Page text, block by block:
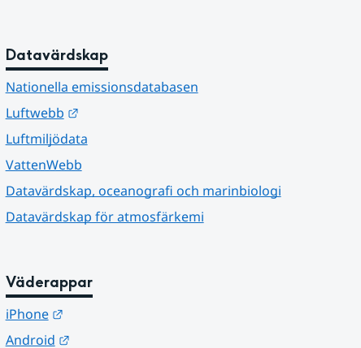
Datavärdskap
Nationella emissionsdatabasen
Luftwebb
Länk till annan webbplats.
Luftmiljödata
VattenWebb
Datavärdskap, oceanografi och marinbiologi
Datavärdskap för atmosfärkemi
Väderappar
iPhone
Länk till annan webbplats.
Android
Länk till annan webbplats.